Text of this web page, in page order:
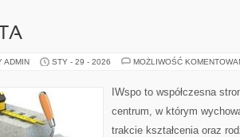
ADMIN STY - 29 - 2026 MOŻLIWOŚĆ
IWspo to współczesna
centrum, w którym
trakcie kształcenia oraz